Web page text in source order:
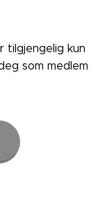
tilgjengelig kun
som medlem